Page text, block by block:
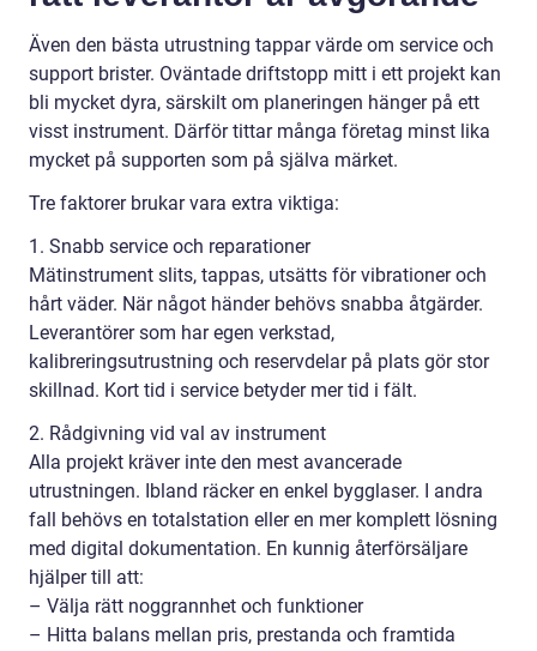
Även den bästa utrustning tappar värde om service och
support brister. Oväntade driftstopp mitt i ett projekt kan
bli mycket dyra, särskilt om planeringen hänger på ett
visst instrument. Därför tittar många företag minst lika
mycket på supporten som på själva märket.
Tre faktorer brukar vara extra viktiga:
1. Snabb service och reparationer
Mätinstrument slits, tappas, utsätts för vibrationer och
hårt väder. När något händer behövs snabba åtgärder.
Leverantörer som har egen verkstad,
kalibreringsutrustning och reservdelar på plats gör stor
skillnad. Kort tid i service betyder mer tid i fält.
2. Rådgivning vid val av instrument
Alla projekt kräver inte den mest avancerade
utrustningen. Ibland räcker en enkel bygglaser. I andra
fall behövs en totalstation eller en mer komplett lösning
med digital dokumentation. En kunnig återförsäljare
hjälper till att:
– Välja rätt noggrannhet och funktioner
– Hitta balans mellan pris, prestanda och framtida